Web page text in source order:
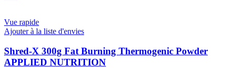
Vue rapide
Ajouter à la liste d'envies
Shred-X 300g Fat Burning Thermogenic Powder
APPLIED NUTRITION